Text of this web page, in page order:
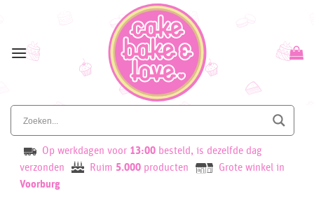
content
Op werkdagen voor 13:00 besteld, is dezelfde dag
verzonden
Ruim 5.000 producten
Grote winkel in
Voorburg